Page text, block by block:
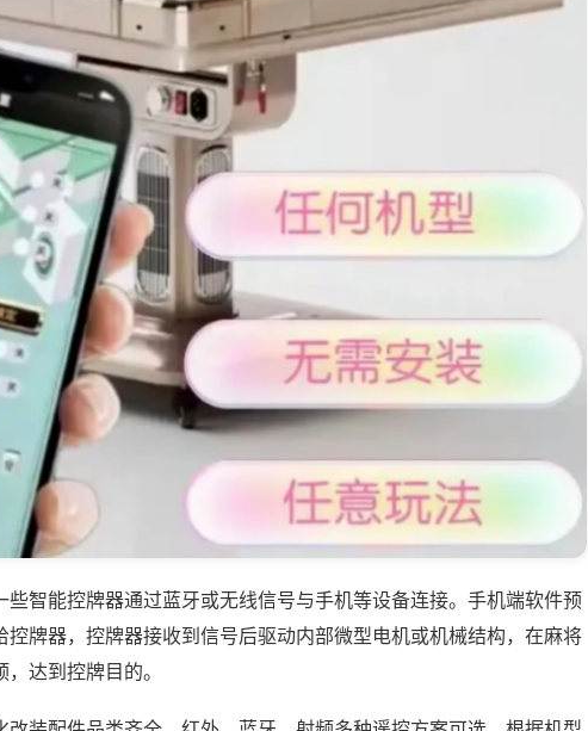
些智能控牌器通过蓝牙或无线信号与手机等设备连接。手机端软件预
牌器，控牌器接收到信号后驱动内部微型电机或机械结构，在麻将
达到控牌目的。